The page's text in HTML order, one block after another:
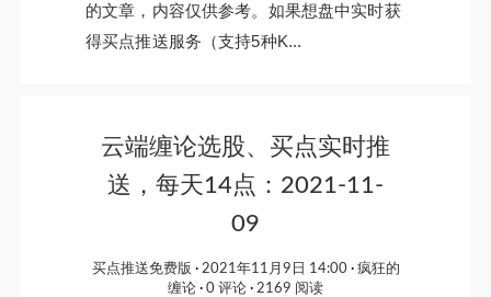
的文章，内容仅供参考。如果想盘中实时获
得买点推送服务（支持5种K...
云端缠论选股、买点实时推
送，每天14点：2021-11-
09
买点推送免费版 2021年11月9日 14:00
疯狂的
缠论
0 评论 2169 阅读